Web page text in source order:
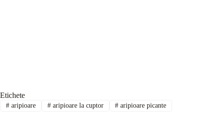
Etichete
#aripioare #aripioare la cuptor # aripioare picante